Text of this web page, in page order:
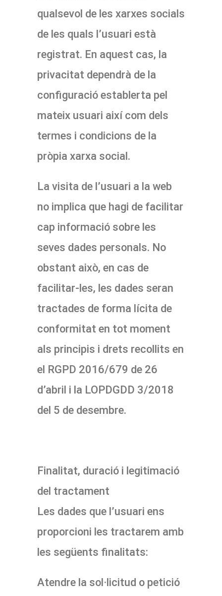
qualsevol de les xarxes socials
de les quals l’usuari està
registrat. En aquest cas, la
privacitat dependrà de la
configuració establerta pel
mateix usuari així com dels
termes i condicions de la
pròpia xarxa social.
La visita de l’usuari a la web
no implica que hagi de facilitar
cap informació sobre les
seves dades personals. No
obstant això, en cas de
facilitar-les, les dades seran
tractades de forma lícita de
conformitat en tot moment
als principis i drets recollits en
el RGPD 2016/679 de 26
d’abril i la LOPDGDD 3/2018
del 5 de desembre.
Finalitat, duració i legitimació
del tractament
Les dades que l’usuari ens
proporcioni les tractarem amb
les següents finalitats:
Atendre la sol·licitud o petició